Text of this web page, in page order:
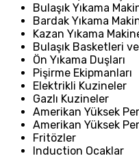
Bulaşık Yıkama
Bardak Yıkama
Kazan Yıkama
Bulaşık Basketleri
Ön Yıkama Duşları
Pişirme Ekipmanları
Elektrikli Kuzineler
Gazlı Kuzineler
Amerikan Yüksek
Amerikan Yüksek
Fritözler
Induction Ocaklar